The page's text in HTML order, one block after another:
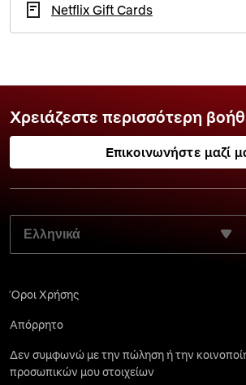
Netflix Gift Cards
Χρειάζεστε περισσότερη
Επικοινωνήστε μαζί
ΕΠΙΛΈΞΤΕ ΤΗ ΓΛΏΣΣΑ ΤΗΣ
Όροι Χρήσης
Απόρρητο
Δεν συμφωνώ με την πώληση ή την
προσωπικών μου στοιχείων